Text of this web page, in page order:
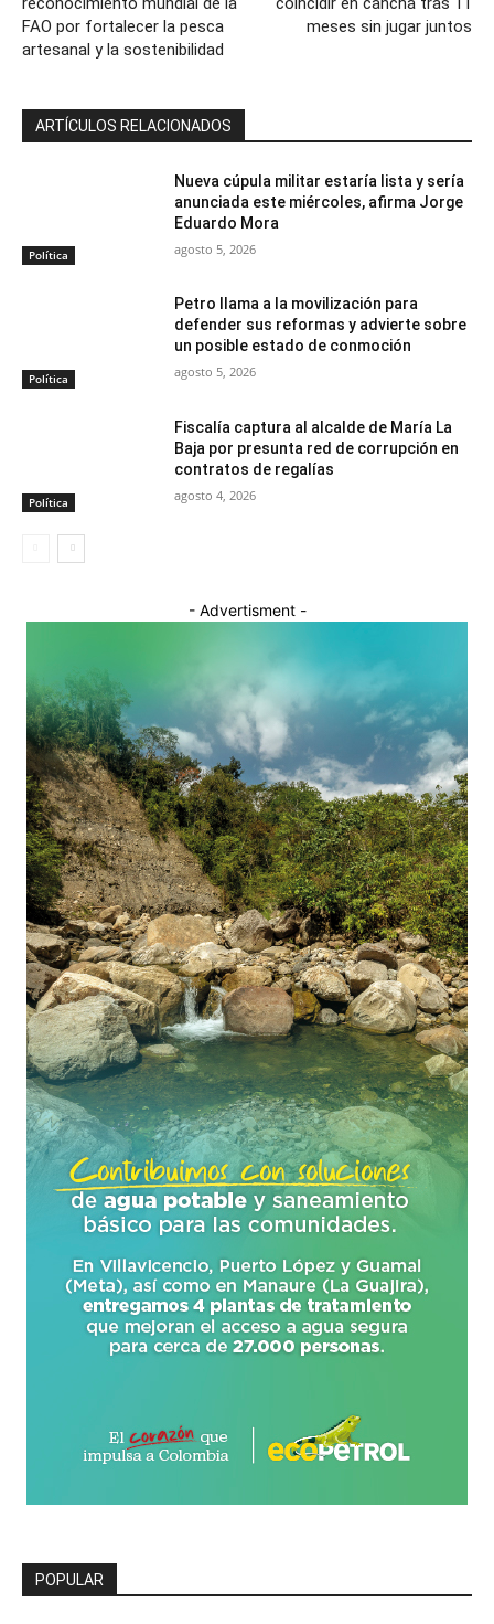
FAO por fortalecer la pesca
artesanal y la sostenibilidad
meses sin jugar juntos
ARTÍCULOS RELACIONADOS
Política
Nueva cúpula militar estaría lista y sería
anunciada este miércoles, afirma Jorge
Eduardo Mora
agosto 5, 2026
Política
Petro llama a la movilización para
defender sus reformas y advierte sobre
un posible estado de conmoción
agosto 5, 2026
Política
Fiscalía captura al alcalde de María La
Baja por presunta red de corrupción en
contratos de regalías
agosto 4, 2026
- Advertisment -
POPULAR